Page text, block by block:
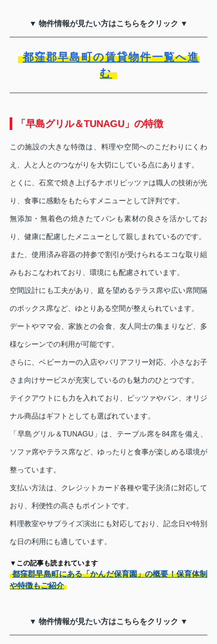
▼ 物件情報が見たい方はこちらをクリック ▼
都窪郡早島町の賃貸物件一覧へ進
む
「早島グリル＆TUNAGU」の特徴
この施設の大きな特徴は、料理や空間へのこだわりにくわ
え、人と人とのつながりを大切にしている点にあります。
とくに、石窯で焼き上げるナポリピッツァは職人の技術が光
り、食事に感動をもたらすメニューとして評判です。
無添加・無着色の焼きたてパンも素材の良さを活かしてお
り、健康に配慮したメニューとして親しまれているのです。
また、使用済み容器の持参で割引が受けられるエコな取り組
みもおこなわれており、環境にも配慮されています。
空間設計にも工夫があり、庭を望めるテラス席や広い席間隔
のボックス席など、ゆとりある空間が整えられています。
デートやママ会、家族との会食、友人同士の集まりなど、多
様なシーンでの利用が可能です。
さらに、ベビーカーの入店やバリアフリー対応、小さなお子
さま向けサービスが充実しているのも魅力のひとつです。
テイクアウトにも力を入れており、ピッツァやパン、オリジ
ナル商品はギフトとしても選ばれています。
「早島グリル＆TUNAGU」は、テーブル席を84席を備え、
ソファ席やテラス席など、ゆったりと食事が楽しめる環境が
整っています。
支払い方法は、クレジットカード各種や電子決済に対応して
おり、利便性の高さもポイントです。
料理教室やサプライズ演出にも対応しており、記念日や特別
な日の利用にも適しています。
▼この記事も読まれています
都窪郡早島町にある「かんだ保育園」の概要！保育体制
や特徴もご紹介
▼ 物件情報が見たい方はこちらをクリック ▼